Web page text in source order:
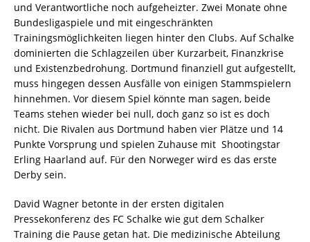
und Verantwortliche noch aufgeheizter. Zwei Monate ohne
Bundesligaspiele und mit eingeschränkten
Trainingsmöglichkeiten liegen hinter den Clubs. Auf Schalke
dominierten die Schlagzeilen über Kurzarbeit, Finanzkrise
und Existenzbedrohung. Dortmund finanziell gut aufgestellt,
muss hingegen dessen Ausfälle von einigen Stammspielern
hinnehmen. Vor diesem Spiel könnte man sagen, beide
Teams stehen wieder bei null, doch ganz so ist es doch
nicht. Die Rivalen aus Dortmund haben vier Plätze und 14
Punkte Vorsprung und spielen Zuhause mit Shootingstar
Erling Haarland auf. Für den Norweger wird es das erste
Derby sein.
David Wagner betonte in der ersten digitalen
Pressekonferenz des FC Schalke wie gut dem Schalker
Training die Pause getan hat. Die medizinische Abteilung